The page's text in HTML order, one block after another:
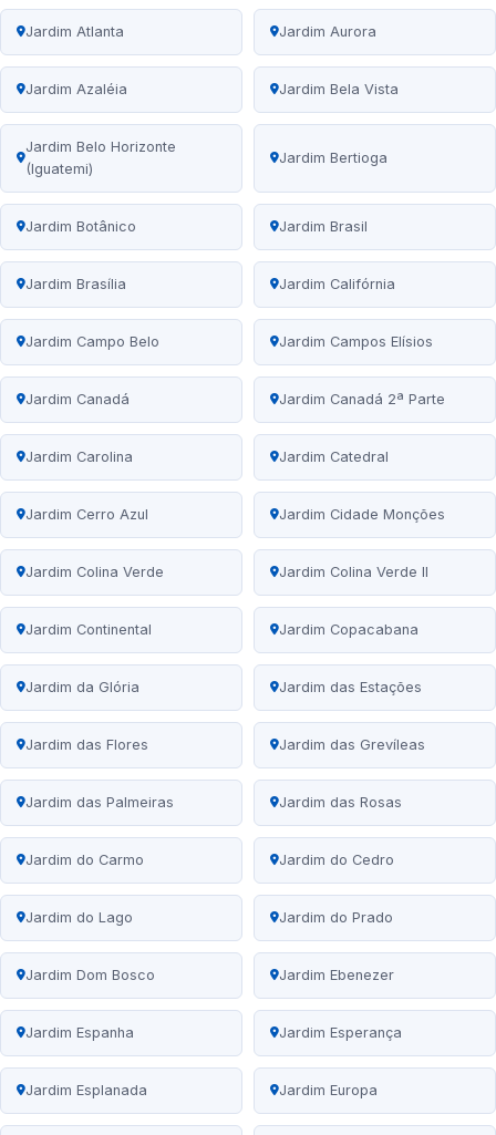
Jardim Atlanta Jardim Aurora
Jardim Azaléia Jardim Bela Vista
Jardim Belo Horizonte
(Iguatemi)
Jardim Bertioga
Jardim Botânico Jardim Brasil
Jardim Brasília Jardim Califórnia
Jardim Campo Belo Jardim Campos Elísios
Jardim Canadá Jardim Canadá 2ª Parte
Jardim Carolina Jardim Catedral
Jardim Cerro Azul Jardim Cidade Monções
Jardim Colina Verde Jardim Colina Verde II
Jardim Continental Jardim Copacabana
Jardim da Glória Jardim das Estações
Jardim das Flores Jardim das Grevíleas
Jardim das Palmeiras Jardim das Rosas
Jardim do Carmo Jardim do Cedro
Jardim do Lago Jardim do Prado
Jardim Dom Bosco Jardim Ebenezer
Jardim Espanha Jardim Esperança
Jardim Esplanada Jardim Europa